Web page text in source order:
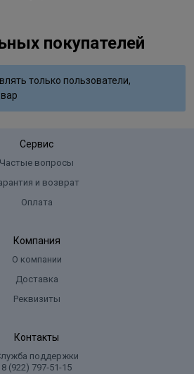
покупателей
только пользователи,
Сервис
Частые вопросы
и возврат
Оплата
Компания
О компании
Доставка
Реквизиты
Контакты
поддержки
8 (922) 797‑51-15